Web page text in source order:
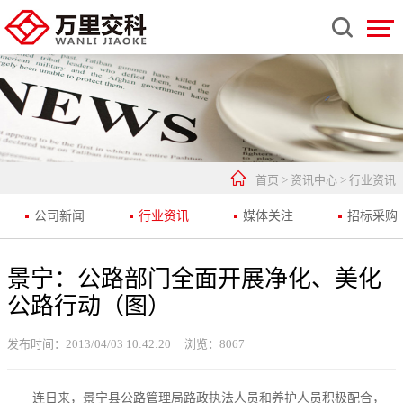

 首页 > 资讯中心 > 行业资讯
公司新闻 行业资讯 媒体关注 招标采购
景宁：公路部门全面开展净化、美化
公路行动（图）
发布时间：2013/04/03 10:42:20 浏览： 8067
连日来，景宁县公路管理局路政执法人员和养护人员积极配合，